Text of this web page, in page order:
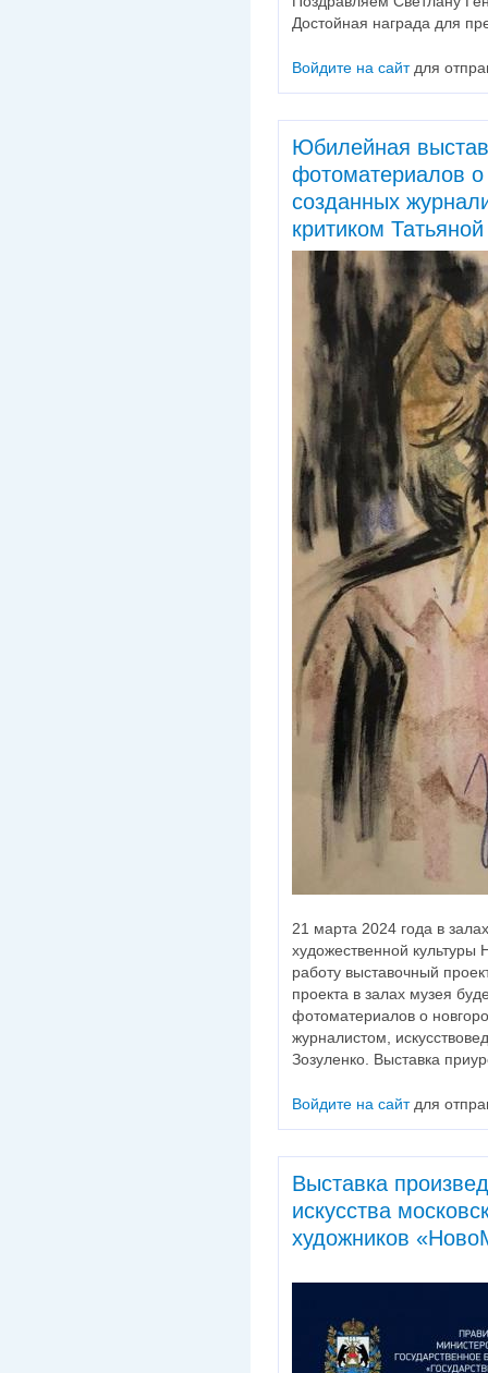
Достойная награда для
Войдите на сайтдля
Юбилейная
фотоматериалов о
созданных
критиком
21 марта 2024 года в
художественной культуры
работу выставочный
проекта в залах музея
фотоматериалов о
журналистом,
Зозуленко. Выставка
Войдите на сайтдля
Выставка
искусства
художников